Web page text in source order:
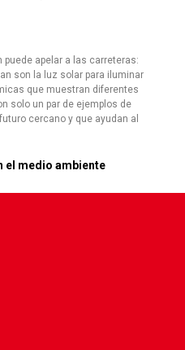
apelar a las carreteras:
son la luz solar para iluminar
que muestran diferentes
solo un par de ejemplos de
cercano y que ayudan al
el medio ambiente